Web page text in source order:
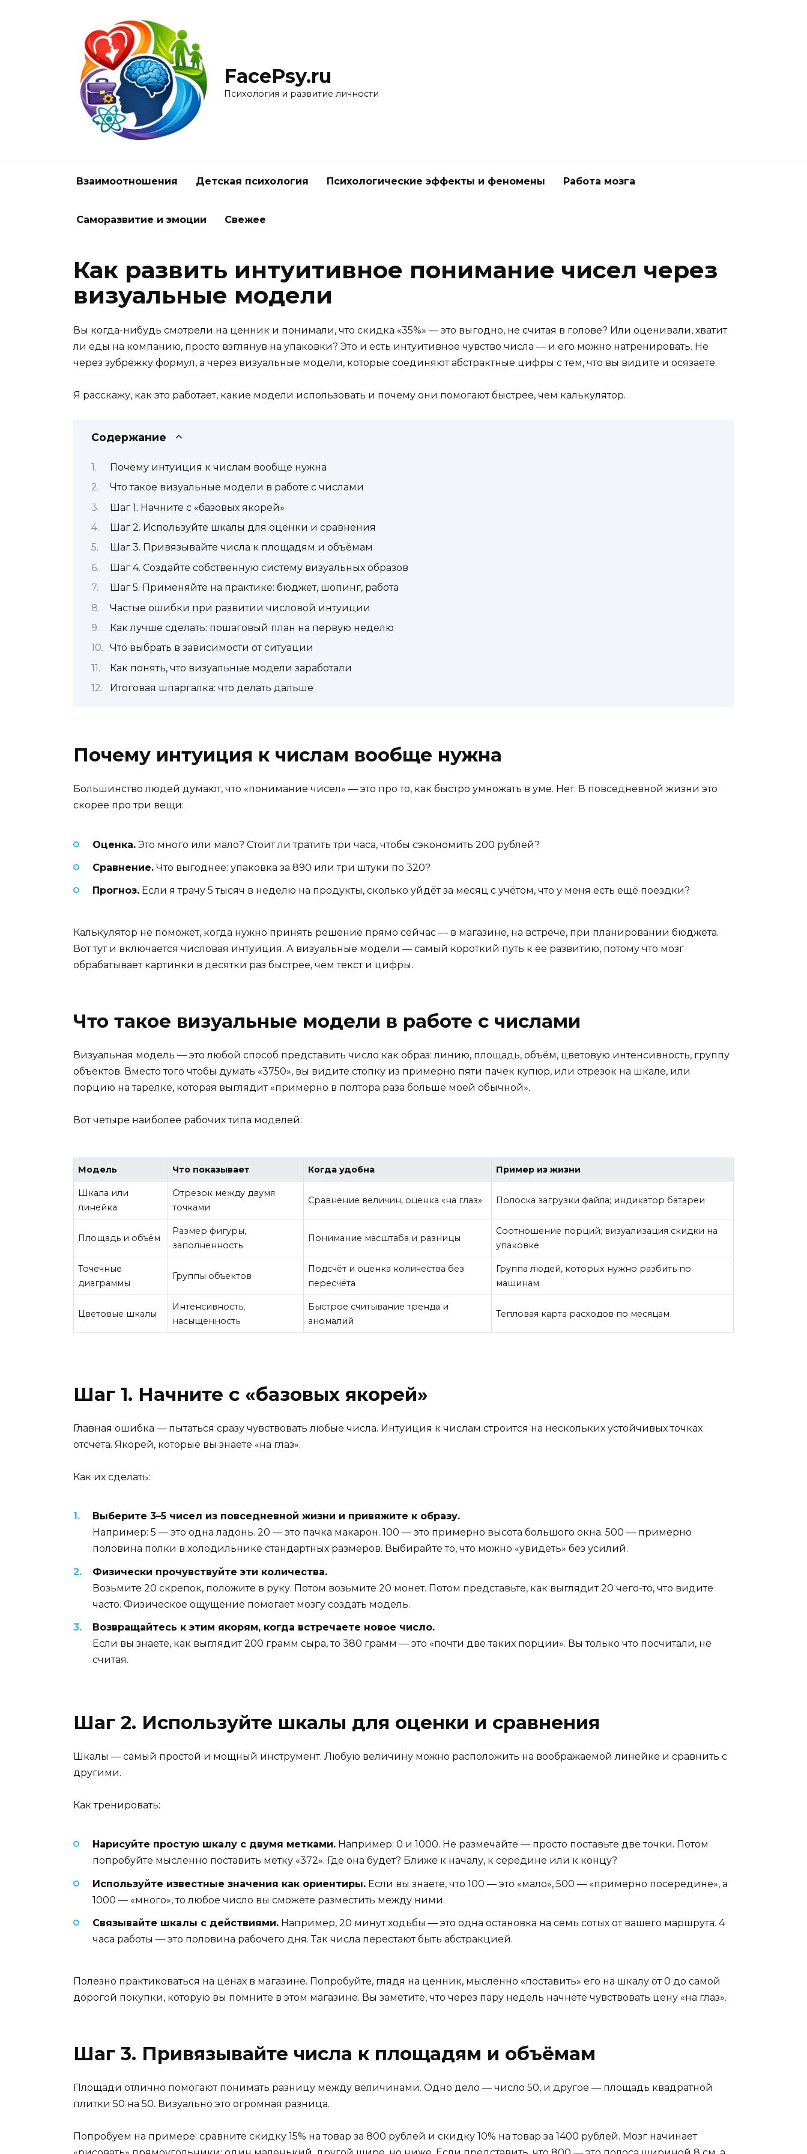
FacePsy.ru
Психология и развитие личности
Взаимоотношения Детская психология Психологические эффекты и феномены Работа мозга
Саморазвитие и эмоции Свежее
Как развить интуитивное понимание чисел через
визуальные модели
Вы когда-нибудь смотрели на ценник и понимали, что скидка «35%» — это выгодно, не считая в голове? Или оценивали, хватит
ли еды на компанию, просто взглянув на упаковки? Это и есть интуитивное чувство числа — и его можно натренировать. Не
через зубрёжку формул, а через визуальные модели, которые соединяют абстрактные цифры с тем, что вы видите и осязаете.
Я расскажу, как это работает, какие модели использовать и почему они помогают быстрее, чем калькулятор.
Содержание
Почему интуиция к числам вообще нужна
Что такое визуальные модели в работе с числами
Шаг 1. Начните с «базовых якорей»
Шаг 2. Используйте шкалы для оценки и сравнения
Шаг 3. Привязывайте числа к площадям и объёмам
Шаг 4. Создайте собственную систему визуальных образов
Шаг 5. Применяйте на практике: бюджет, шопинг, работа
Частые ошибки при развитии числовой интуиции
Как лучше сделать: пошаговый план на первую неделю
Что выбрать в зависимости от ситуации
Как понять, что визуальные модели заработали
Итоговая шпаргалка: что делать дальше
Почему интуиция к числам вообще нужна
Большинство людей думают, что «понимание чисел» — это про то, как быстро умножать в уме. Нет. В повседневной жизни это
скорее про три вещи:
Оценка. Это много или мало? Стоит ли тратить три часа, чтобы сэкономить 200 рублей?
Сравнение. Что выгоднее: упаковка за 890 или три штуки по 320?
Прогноз. Если я трачу 5 тысяч в неделю на продукты, сколько уйдёт за месяц с учётом, что у меня есть ещё поездки?
Калькулятор не поможет, когда нужно принять решение прямо сейчас — в магазине, на встрече, при планировании бюджета.
Вот тут и включается числовая интуиция. А визуальные модели — самый короткий путь к её развитию, потому что мозг
обрабатывает картинки в десятки раз быстрее, чем текст и цифры.
Что такое визуальные модели в работе с числами
Визуальная модель — это любой способ представить число как образ: линию, площадь, объём, цветовую интенсивность, группу
объектов. Вместо того чтобы думать «3750», вы видите стопку из примерно пяти пачек купюр, или отрезок на шкале, или
порцию на тарелке, которая выглядит «примерно в полтора раза больше моей обычной».
Вот четыре наиболее рабочих типа моделей:
Модель Что показывает Когда удобна Пример из жизни
Шкала или
линейка
Отрезок между двумя
точками
Сравнение величин, оценка «на глаз» Полоска загрузки файла; индикатор батареи
Площадь и объём
Размер фигуры,
заполненность
Понимание масштаба и разницы
Соотношение порций; визуализация скидки на
упаковке
Точечные
диаграммы
Группы объектов
Подсчёт и оценка количества без
пересчёта
Группа людей, которых нужно разбить по
машинам
Цветовые шкалы
Интенсивность,
насыщенность
Быстрое считывание тренда и
аномалий
Тепловая карта расходов по месяцам
Шаг 1. Начните с «базовых якорей»
Главная ошибка — пытаться сразу чувствовать любые числа. Интуиция к числам строится на нескольких устойчивых точках
отсчёта. Якорей, которые вы знаете «на глаз».
Как их сделать:
Выберите 3–5 чисел из повседневной жизни и привяжите к образу.
Например: 5 — это одна ладонь. 20 — это пачка макарон. 100 — это примерно высота большого окна. 500 — примерно
половина полки в холодильнике стандартных размеров. Выбирайте то, что можно «увидеть» без усилий.
Физически прочувствуйте эти количества.
Возьмите 20 скрепок, положите в руку. Потом возьмите 20 монет. Потом представьте, как выглядит 20 чего-то, что видите
часто. Физическое ощущение помогает мозгу создать модель.
Возвращайтесь к этим якорям, когда встречаете новое число.
Если вы знаете, как выглядит 200 грамм сыра, то 380 грамм — это «почти две таких порции». Вы только что посчитали, не
считая.
Шаг 2. Используйте шкалы для оценки и сравнения
Шкалы — самый простой и мощный инструмент. Любую величину можно расположить на воображаемой линейке и сравнить с
другими.
Как тренировать:
Нарисуйте простую шкалу с двумя метками. Например: 0 и 1000. Не размечайте — просто поставьте две точки. Потом
попробуйте мысленно поставить метку «372». Где она будет? Ближе к началу, к середине или к концу?
Используйте известные значения как ориентиры. Если вы знаете, что 100 — это «мало», 500 — «примерно посередине», а
1000 — «много», то любое число вы сможете разместить между ними.
Связывайте шкалы с действиями. Например, 20 минут ходьбы — это одна остановка на семь сотых от вашего маршрута. 4
часа работы — это половина рабочего дня. Так числа перестают быть абстракцией.
Полезно практиковаться на ценах в магазине. Попробуйте, глядя на ценник, мысленно «поставить» его на шкалу от 0 до самой
дорогой покупки, которую вы помните в этом магазине. Вы заметите, что через пару недель начнёте чувствовать цену «на глаз».
Шаг 3. Привязывайте числа к площадям и объёмам
Площади отлично помогают понимать разницу между величинами. Одно дело — число 50, и другое — площадь квадратной
плитки 50 на 50. Визуально это огромная разница.
Попробуем на примере: сравните скидку 15% на товар за 800 рублей и скидку 10% на товар за 1400 рублей. Мозг начинает